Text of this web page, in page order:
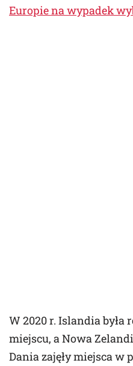
Europie na wypadek
W 2020 r. Islandia
miejscu, a Nowa
Dania zajęły miejsca w